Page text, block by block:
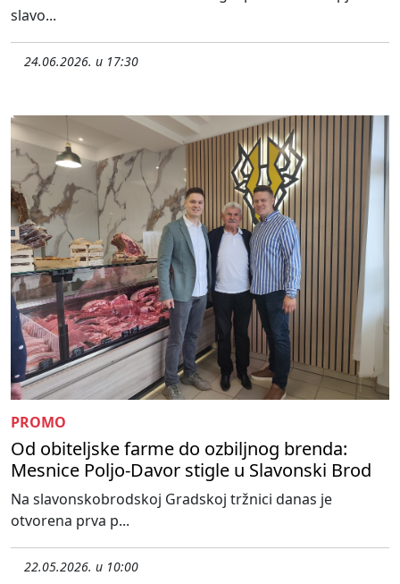
slavo...
24.06.2026. u 17:30
PROMO
Od obiteljske farme do ozbiljnog brenda:
Mesnice Poljo-Davor stigle u Slavonski Brod
Na slavonskobrodskoj Gradskoj tržnici danas je
otvorena prva p...
22.05.2026. u 10:00